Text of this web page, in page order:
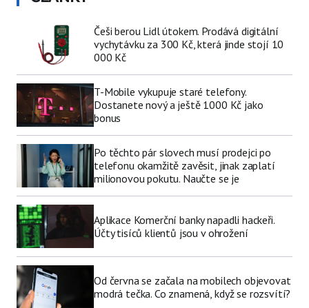
Češi berou Lidl útokem. Prodává digitální
vychytávku za 300 Kč, která jinde stojí 10
000 Kč
T-Mobile vykupuje staré telefony.
Dostanete nový a ještě 1000 Kč jako
bonus
Po těchto pár slovech musí prodejci po
telefonu okamžitě zavěsit, jinak zaplatí
milionovou pokutu. Naučte se je
Aplikace Komerční banky napadli hackeři.
Účty tisíců klientů jsou v ohrožení
Od června se začala na mobilech objevovat
modrá tečka. Co znamená, když se rozsvítí?